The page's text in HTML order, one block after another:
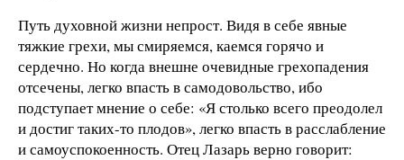
Путь духовной жизни непрост. Видя в себе явные
тяжкие грехи, мы смиряемся, каемся горячо и
сердечно. Но когда внешне очевидные грехопадения
отсечены, легко впасть в самодовольство, ибо
подступает мнение о себе: «Я столько всего преодолел
и достиг таких-то плодов», легко впасть в расслабление
и самоуспокоенность. Отец Лазарь верно говорит: